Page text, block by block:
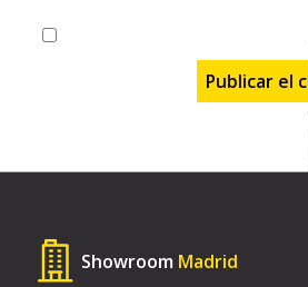
Showroom Madrid